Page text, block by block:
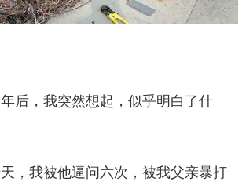
后，我突然想起，似乎明白了什
，我被他逼问六次，被我父亲暴打